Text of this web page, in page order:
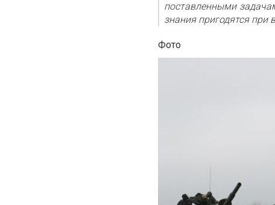
поставленными
знания пригодятся при
Фото